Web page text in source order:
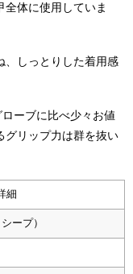
体に使用していま
、しっとりした着用感
ーブに比べ少々お値
グリップ力は群を抜い
細
ープ）